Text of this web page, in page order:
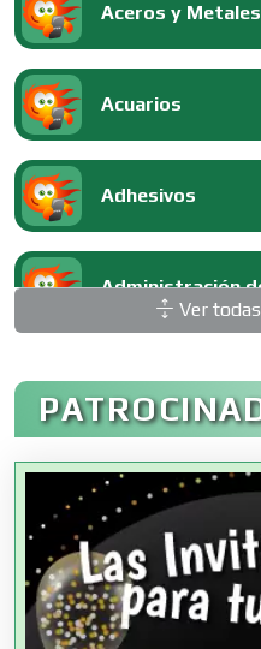
Aceros y Metales
Acuarios
Adhesivos
Administración
Administración
Agencias
Agencias de
Ver